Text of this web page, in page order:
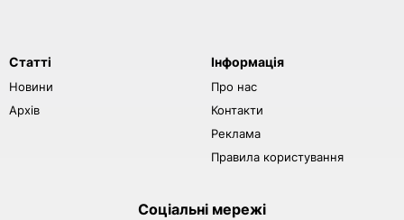
Статті
Новини
Архів
Інформація
Про нас
Контакти
Реклама
Правила користування
Соціальні мережі